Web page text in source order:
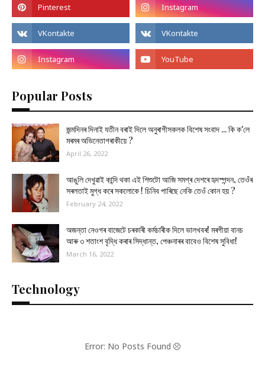
Popular Posts
জন্মদিনৰ দিনাই যতীন বৰাই দিলে অনুৰাগীসকলক বিশেষ সংবাদ ... কি ক'লে
মৰমৰ অভিনেতাগৰাকীয়ে ?
April 26, 2022
আঙুলি দেখুৱাই কান্দি থকা এই শিশুটো আজি সমগ্ৰ দেশৰে হৃদস্পন্দন, তেওঁৰ
সৰলতাই মুগ্ধ কৰে সকলোকে ! চিনিব পাৰিছে নেকি তেওঁ কোন হয় ?
February 24, 2022
অজন্তা নেওগৰ বাজেটে চৰকাৰী কৰ্মচাৰীক দিলে ভালখবৰ! মৰগীয়া বানচ
আৰু ৩ শতাংশ বৃদ্ধি কৰাৰ সিদ্ধান্ত, পেঞ্চনাৰৰ বাবেও বিশেষ সুবিধা!
March 16, 2022
Technology
Error: No Posts Found